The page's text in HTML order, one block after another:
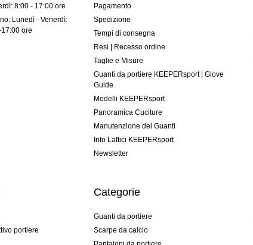
8:00 - 17:00 ore
Lunedì - Venerdì:
ore
Pagamento
Spedizione
Tempi di consegna
Resi | Recesso ordine
Taglie e Misure
Guanti da portiere KEEPERsport | Glove
Guide
Modelli KEEPERsport
Panoramica Cuciture
Manutenzione dei Guanti
Info Lattici KEEPERsport
Newsletter
portiere
Categorie
Guanti da portiere
Scarpe da calcio